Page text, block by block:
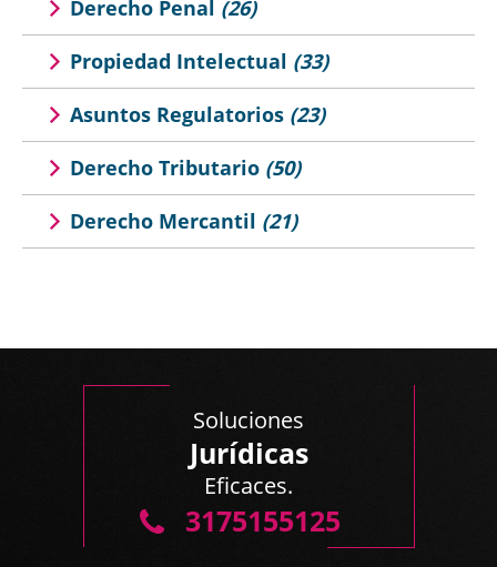
Derecho Penal (26)
Propiedad Intelectual (33)
Asuntos Regulatorios (23)
Derecho Tributario (50)
Derecho Mercantil (21)
Soluciones
Jurídicas
Eficaces.
3175155125